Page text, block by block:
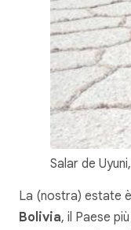
Salar de
La (nostra) estate
Bolivia, il Paese